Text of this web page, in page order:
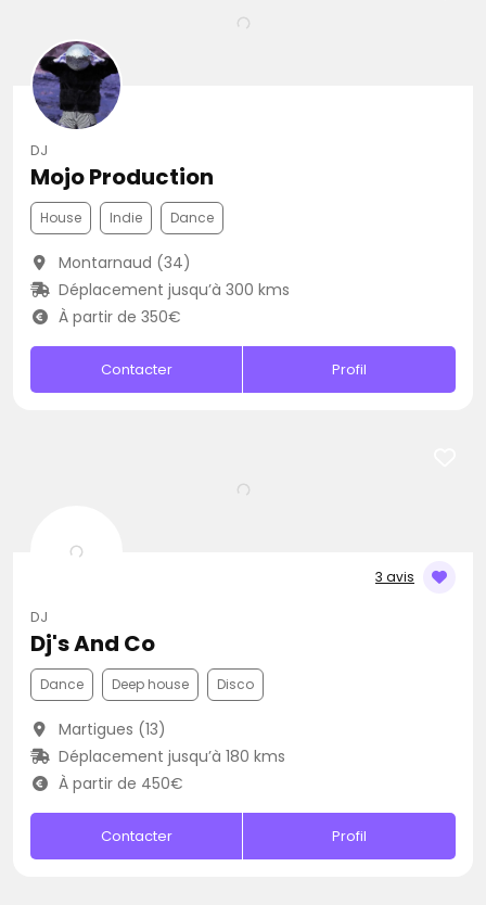
DJ
Mojo Production
House Indie Dance
Montarnaud (34)
Déplacement jusqu’à 300 kms
À partir de 350€
Contacter Profil
3 avis
DJ
Dj's And Co
Dance Deep house Disco
Martigues (13)
Déplacement jusqu’à 180 kms
À partir de 450€
Contacter Profil